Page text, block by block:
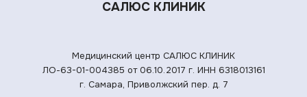
САЛЮС КЛИНИК
Медицинский центр САЛЮС КЛИНИК
ЛО-63-01-004385 от 06.10.2017 г. ИНН 6318013161
г. Самара, Приволжский пер. д. 7